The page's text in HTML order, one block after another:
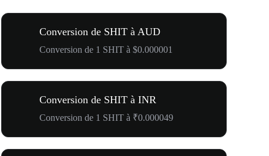
Conversion de SHIT à AUD
Conversion de 1 SHIT à $0.000001
Conversion de SHIT à INR
Conversion de 1 SHIT à ₹0.000049